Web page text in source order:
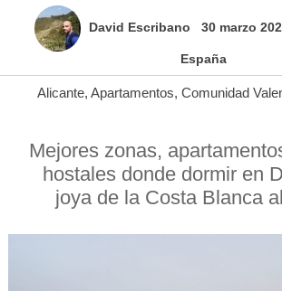
David Escribano 30 marzo
España
Alicante, Apartamentos, Comunidad
Mejores zonas,
hostales donde dormir en
joya de la Costa Blanca